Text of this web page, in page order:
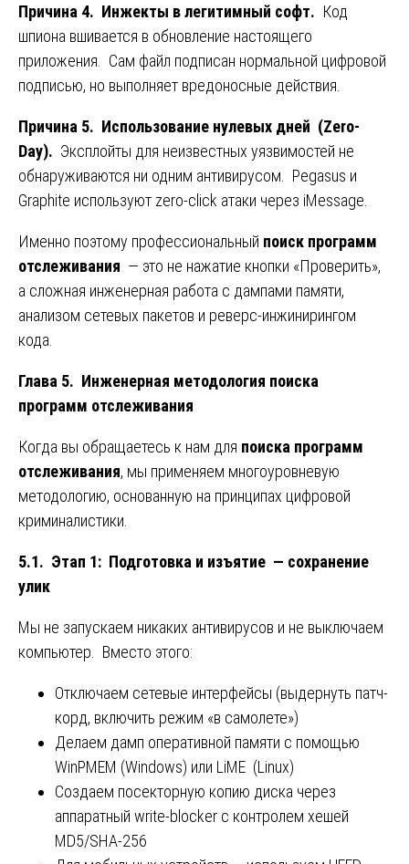
Причина 4. Инжекты в легитимный софт. Код
шпиона вшивается в обновление настоящего
приложения. Сам файл подписан нормальной цифровой
подписью, но выполняет вредоносные действия.
Причина 5. Использование нулевых дней (Zero-
Day). Эксплойты для неизвестных уязвимостей не
обнаруживаются ни одним антивирусом. Pegasus и
Graphite используют zero-click атаки через iMessage.
Именно поэтому профессиональный поиск программ
отслеживания — это не нажатие кнопки «Проверить»,
а сложная инженерная работа с дампами памяти,
анализом сетевых пакетов и реверс-инжинирингом
кода.
Глава 5. Инженерная методология поиска
программ отслеживания
Когда вы обращаетесь к нам для поиска программ
отслеживания, мы применяем многоуровневую
методологию, основанную на принципах цифровой
криминалистики.
5.1. Этап 1: Подготовка и изъятие — сохранение
улик
Мы не запускаем никаких антивирусов и не выключаем
компьютер. Вместо этого:
Отключаем сетевые интерфейсы (выдернуть патч-
корд, включить режим «в самолете»)
Делаем дамп оперативной памяти с помощью
WinPMEM (Windows) или LiME (Linux)
Создаем посекторную копию диска через
аппаратный write-blocker с контролем хешей
MD5/SHA-256